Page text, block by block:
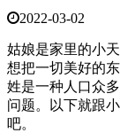
2022-03-02
姑娘是家里的小
想把一切美好的
姓是一种人口众
问题。以下就跟
吧。